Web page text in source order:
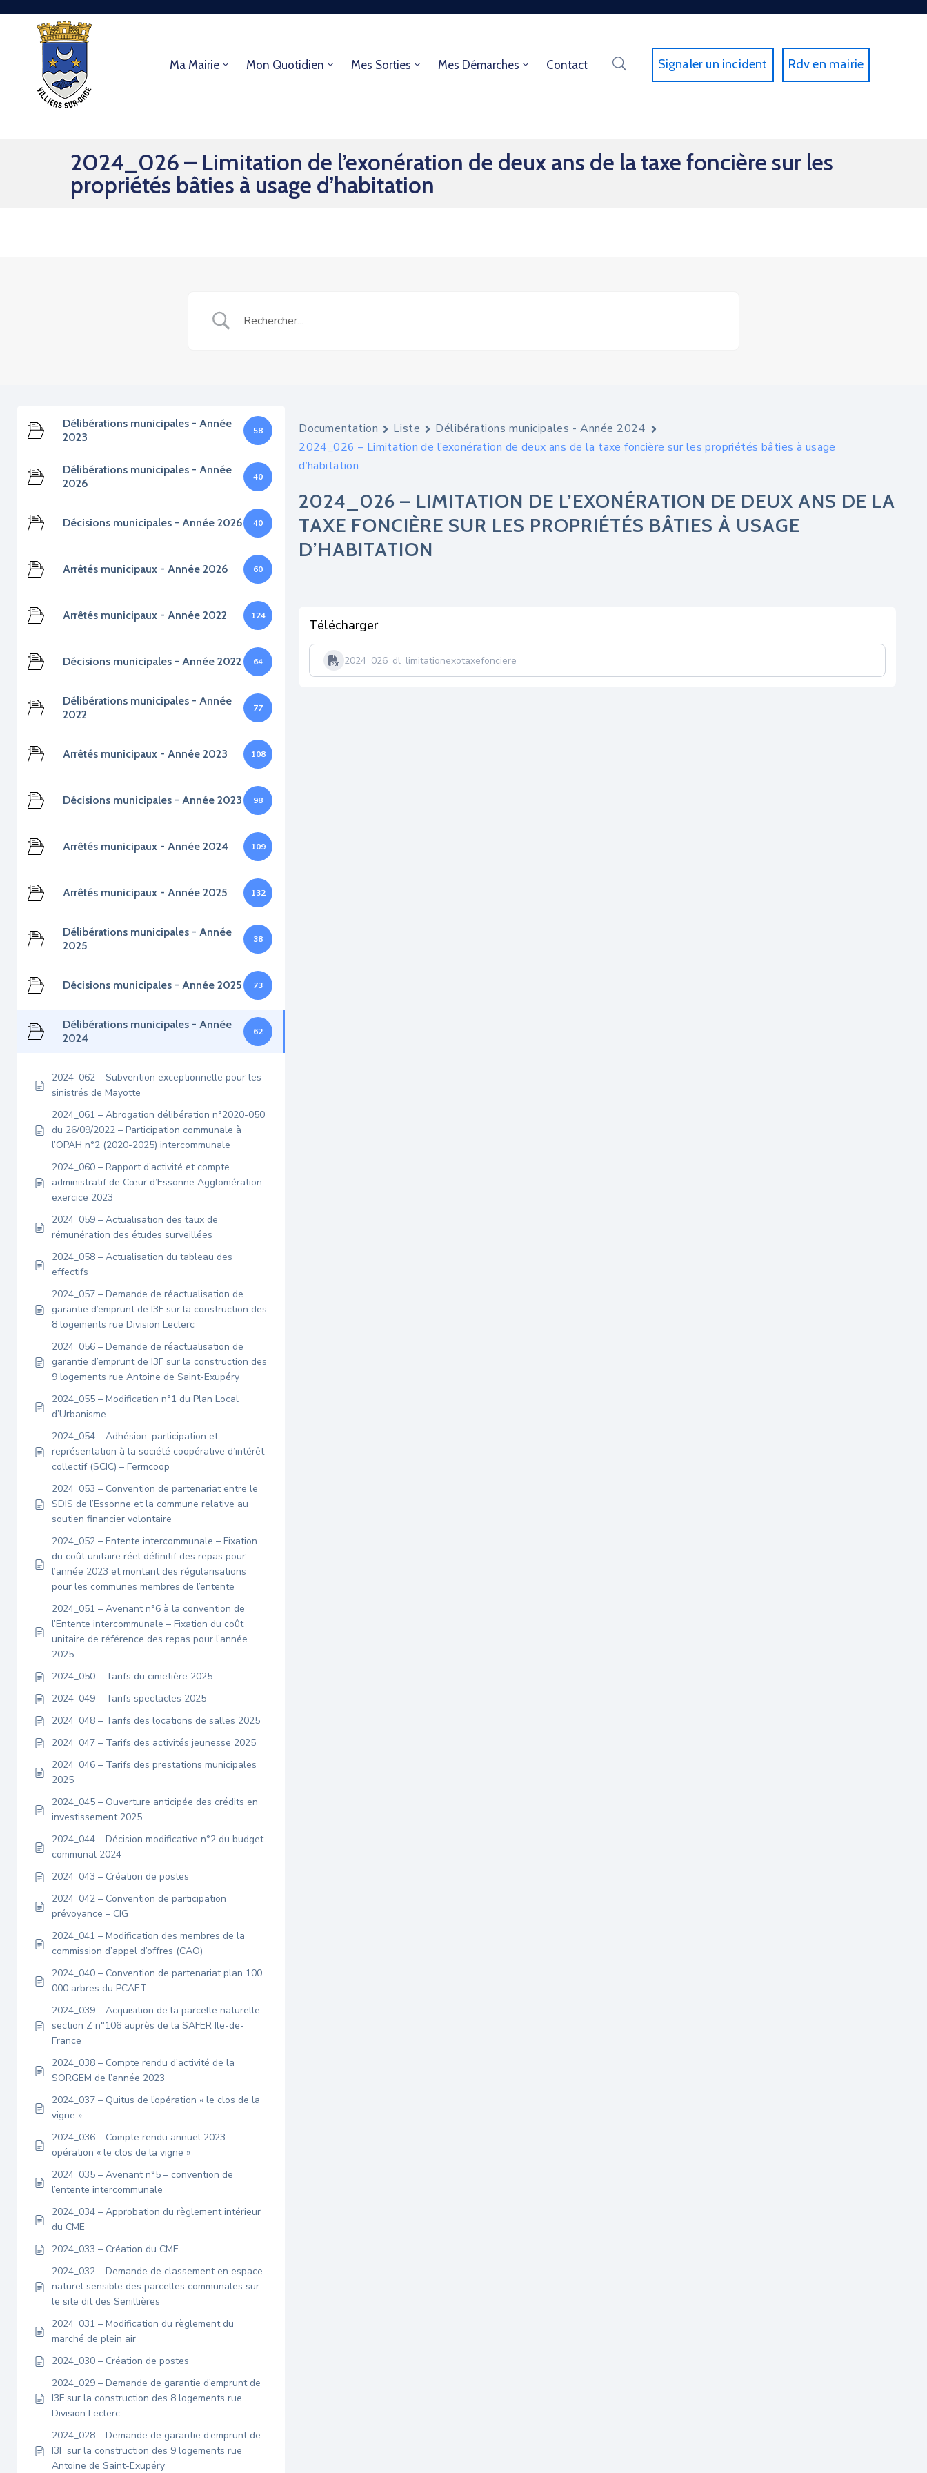
Ma Mairie Mon Quotidien Mes Sorties Mes Démarches Contact Signaler un incident Rdv en mairie
2024_026 – Limitation de l’exonération de deux ans de la taxe foncière sur les
propriétés bâties à usage d’habitation
Délibérations municipales - Année
2023
58
Délibérations municipales - Année
2026
40
Décisions municipales - Année 2026 40
Arrêtés municipaux - Année 2026 60
Arrêtés municipaux - Année 2022 124
Décisions municipales - Année 2022 64
Délibérations municipales - Année
2022
77
Arrêtés municipaux - Année 2023 108
Décisions municipales - Année 2023 98
Arrêtés municipaux - Année 2024 109
Arrêtés municipaux - Année 2025 132
Délibérations municipales - Année
2025
38
Décisions municipales - Année 2025 73
Délibérations municipales - Année
2024
62
2024_062 – Subvention exceptionnelle pour les
sinistrés de Mayotte
2024_061 – Abrogation délibération n°2020-050
du 26/09/2022 – Participation communale à
l’OPAH n°2 (2020-2025) intercommunale
2024_060 – Rapport d’activité et compte
administratif de Cœur d’Essonne Agglomération
exercice 2023
2024_059 – Actualisation des taux de
rémunération des études surveillées
2024_058 – Actualisation du tableau des
effectifs
2024_057 – Demande de réactualisation de
garantie d’emprunt de I3F sur la construction des
8 logements rue Division Leclerc
2024_056 – Demande de réactualisation de
garantie d’emprunt de I3F sur la construction des
9 logements rue Antoine de Saint-Exupéry
2024_055 – Modification n°1 du Plan Local
d’Urbanisme
2024_054 – Adhésion, participation et
représentation à la société coopérative d’intérêt
collectif (SCIC) – Fermcoop
2024_053 – Convention de partenariat entre le
SDIS de l’Essonne et la commune relative au
soutien financier volontaire
2024_052 – Entente intercommunale – Fixation
du coût unitaire réel définitif des repas pour
l’année 2023 et montant des régularisations
pour les communes membres de l’entente
2024_051 – Avenant n°6 à la convention de
l’Entente intercommunale – Fixation du coût
unitaire de référence des repas pour l’année
2025
2024_050 – Tarifs du cimetière 2025
2024_049 – Tarifs spectacles 2025
2024_048 – Tarifs des locations de salles 2025
2024_047 – Tarifs des activités jeunesse 2025
2024_046 – Tarifs des prestations municipales
2025
2024_045 – Ouverture anticipée des crédits en
investissement 2025
2024_044 – Décision modificative n°2 du budget
communal 2024
2024_043 – Création de postes
2024_042 – Convention de participation
prévoyance – CIG
2024_041 – Modification des membres de la
commission d’appel d’offres (CAO)
2024_040 – Convention de partenariat plan 100
000 arbres du PCAET
2024_039 – Acquisition de la parcelle naturelle
section Z n°106 auprès de la SAFER Ile-de-
France
2024_038 – Compte rendu d’activité de la
SORGEM de l’année 2023
2024_037 – Quitus de l’opération « le clos de la
vigne »
2024_036 – Compte rendu annuel 2023
opération « le clos de la vigne »
2024_035 – Avenant n°5 – convention de
l’entente intercommunale
2024_034 – Approbation du règlement intérieur
du CME
2024_033 – Création du CME
2024_032 – Demande de classement en espace
naturel sensible des parcelles communales sur
le site dit des Senillières
2024_031 – Modification du règlement du
marché de plein air
2024_030 – Création de postes
2024_029 – Demande de garantie d’emprunt de
I3F sur la construction des 8 logements rue
Division Leclerc
2024_028 – Demande de garantie d’emprunt de
I3F sur la construction des 9 logements rue
Antoine de Saint-Exupéry
Documentation Liste
Délibérations municipales - Année 2024
2024_026 – Limitation de l’exonération de deux ans de la taxe foncière sur les propriétés bâties à usage
d’habitation
2024_026 – LIMITATION DE L’EXONÉRATION DE DEUX ANS DE LA
TAXE FONCIÈRE SUR LES PROPRIÉTÉS BÂTIES À USAGE
D’HABITATION
Télécharger
2024_026_dl_limitationexotaxefonciere